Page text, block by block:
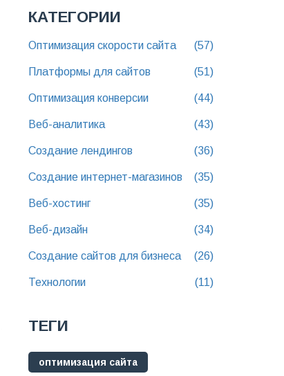
КАТЕГОРИИ
Оптимизация скорости сайта (57)
Платформы для сайтов (51)
Оптимизация конверсии (44)
Веб-аналитика (43)
Создание лендингов (36)
Создание интернет-магазинов (35)
Веб-хостинг (35)
Веб-дизайн (34)
Создание сайтов для бизнеса (26)
Технологии (11)
ТЕГИ
оптимизация сайта